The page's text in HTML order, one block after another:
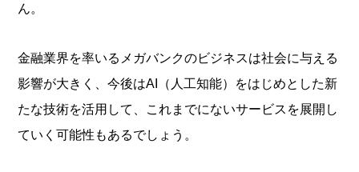
ん。
金融業界を率いるメガバンクのビジネスは社会に与える
影響が大きく、今後はAI（人工知能）をはじめとした新
たな技術を活用して、これまでにないサービスを展開し
ていく可能性もあるでしょう。